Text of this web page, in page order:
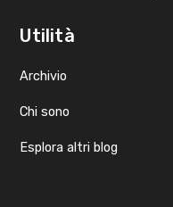
Utilità
Archivio
Chi sono
Esplora altri blog